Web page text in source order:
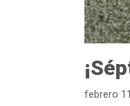
febrero